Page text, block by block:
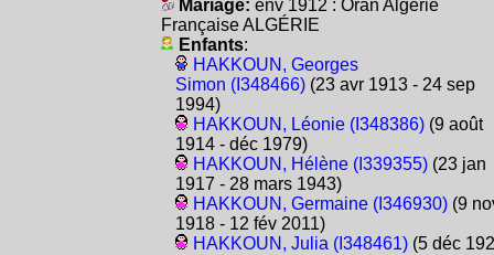
Mariage: env 1912 : Oran Algérie
Française ALGÉRIE
Enfants:
HAKKOUN, Georges
Simon (I348466)(23 avr 1913 - 24 sep
1994)
HAKKOUN, Léonie (I348386)(9 août
1914 - déc 1979)
HAKKOUN, Hélène (I339355)(23 jan
1917 - 28 mars 1943)
HAKKOUN, Germaine (I346930)(9
1918 - 12 fév 2011)
HAKKOUN, Julia (I348461)(5 déc